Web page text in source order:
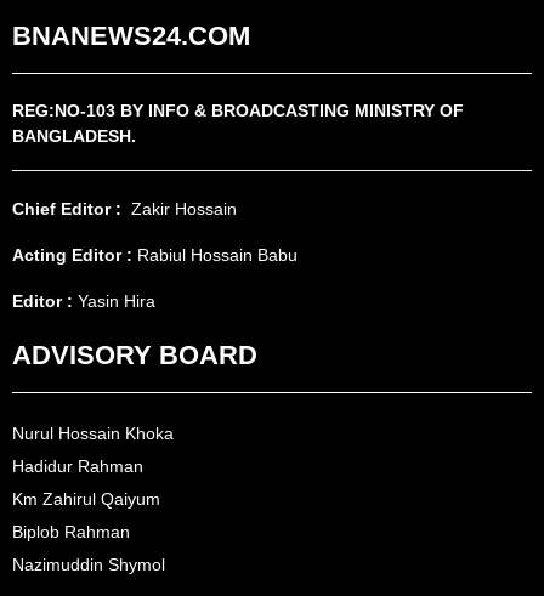
BNANEWS24.COM
REG:NO-103 BY INFO & BROADCASTING MINISTRY OF
BANGLADESH.
Chief Editor : Zakir Hossain
Acting Editor : Rabiul Hossain Babu
Editor : Yasin Hira
ADVISORY BOARD
Nurul Hossain Khoka
Hadidur Rahman
Km Zahirul Qaiyum
Biplob Rahman
Nazimuddin Shymol